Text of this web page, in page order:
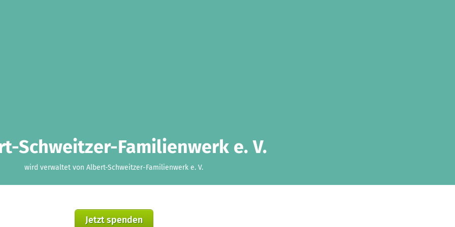
Schweitzer-Familienwerk e. V.
wird verwaltet von Albert-Schweitzer-Familienwerk e. V.
Jetzt spenden